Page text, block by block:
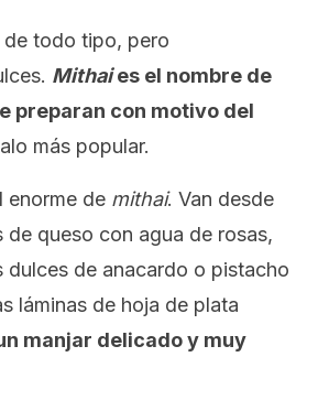
de todo tipo, pero
Mithaies el nombre de
preparan con motivo del
más popular.
enorme de mithai. Van desde
de queso con agua de rosas,
dulces de anacardo o pistacho
láminas de hoja de plata
manjar delicado y muy